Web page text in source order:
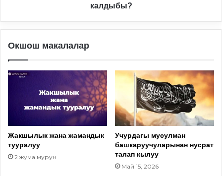
калдыбы?
Окшош макалалар
Жакшылык жана жамандык
тууралуу
2 жума мурун
Учурдагы мусулман
башкаруучуларынан нусрат
талап кылуу
Май 15, 2026